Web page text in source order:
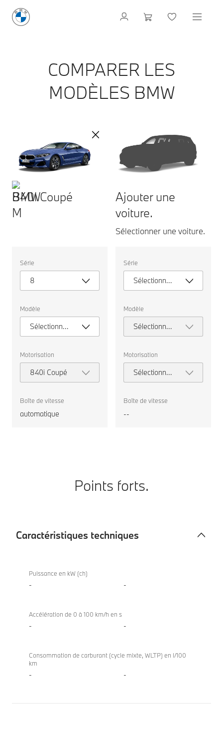
COMPARER LES
MODÈLES BMW
840i Coupé
une
voiture.
Série
8
Modèle
Sélectionner
un modèle
Motorisation
840i Coupé
Boîte de vitesse
automatique
Ajouter une
voiture.
Sélectionner une voiture.
une
voiture.
Série
Sélectionner
une série
Modèle
Sélectionner
un modèle
Motorisation
Sélectionner
la
Boîte de vitesse
--
Points forts.
Caractéristiques techniques
techniques
Coupé
Puissance en kW (ch)
- -
Accélération de 0 à 100 km/h en s
- -
Consommation de carburant (cycle mixte, WLTP) en l/100
km
- -